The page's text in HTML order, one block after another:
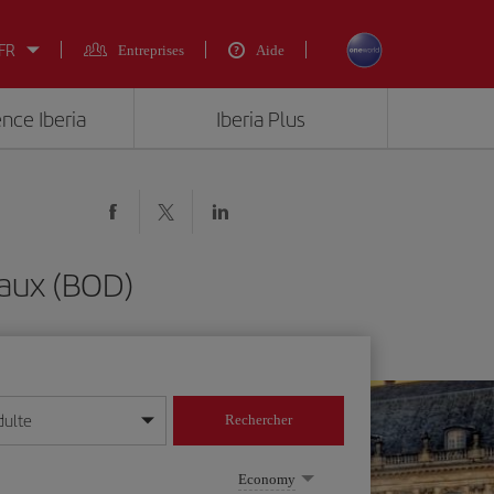
Entreprises Aide
Iberia Iberia Plus
(BOD)
année
Rechercher
Economy